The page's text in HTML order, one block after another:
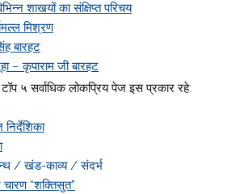
शाखयों का संक्षिप्त परिचय
मिश्रण
बारहट
– कृपाराम जी बारहट
५ सर्वाधिक लोकप्रिय पेज इस प्रकार रहे:
/ खंड-काव्य / संदर्भ
चारण “शक्तिसुत”